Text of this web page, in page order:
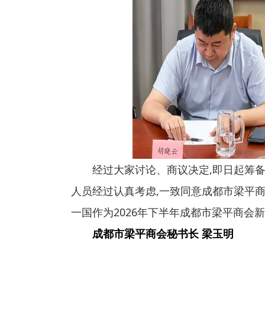
经过大家讨论、商议决定,即日起筹
人员经过认真考虑,一致同意成都市梁平
一国作为2026年下半年成都市梁平商会
成都市梁平商会秘书长 梁玉明